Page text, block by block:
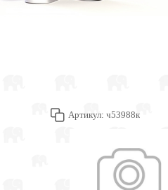
Артикул: ч53988к